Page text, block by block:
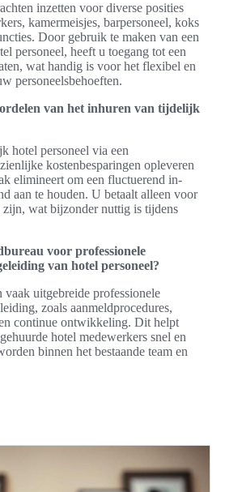
inzetten voor diverse posities
kamermeisjes, barpersoneel, koks
Door gebruik te maken van een
personeel, heeft u toegang tot een
wat handig is voor het flexibel en
personeelsbehoeften.
van het inhuren van tijdelijk
hotel personeel via een
kostenbesparingen opleveren
elimineert om een fluctuerend in-
aan te houden. U betaalt alleen voor
wat bijzonder nuttig is tijdens
voor professionele
van hotel personeel?
vaak uitgebreide professionele
zoals aanmeldprocedures,
continue ontwikkeling. Dit helpt
hotel medewerkers snel en
binnen het bestaande team en